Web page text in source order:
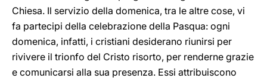
Chiesa. Il servizio della domenica, tra le altre cose, vi
fa partecipi della celebrazione della Pasqua: ogni
domenica, infatti, i cristiani desiderano riunirsi per
rivivere il trionfo del Cristo risorto, per renderne grazie
e comunicarsi alla sua presenza. Essi attribuiscono